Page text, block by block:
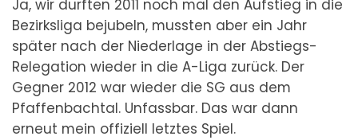
Ja, wir durften 2011 noch mal den Aufstieg in die
Bezirksliga bejubeln, mussten aber ein Jahr
später nach der Niederlage in der Abstiegs-
Relegation wieder in die A-Liga zurück. Der
Gegner 2012 war wieder die SG aus dem
Pfaffenbachtal. Unfassbar. Das war dann
erneut mein offiziell letztes Spiel.